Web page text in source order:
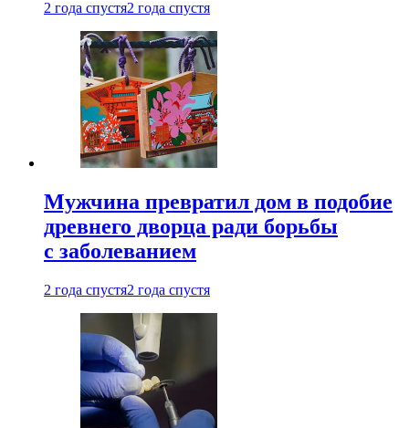
2 года спустя2 года спустя
Мужчина превратил дом в подобие
древнего дворца ради борьбы
с заболеванием
2 года спустя2 года спустя